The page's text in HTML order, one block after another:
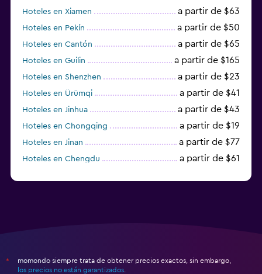
Hoteles en Xiamen a partir de $63
Hoteles en Pekín a partir de $50
Hoteles en Cantón a partir de $65
Hoteles en Guilin a partir de $165
Hoteles en Shenzhen a partir de $23
Hoteles en Ürümqi a partir de $41
Hoteles en Jinhua a partir de $43
Hoteles en Chongqing a partir de $19
Hoteles en Jinan a partir de $77
Hoteles en Chengdu a partir de $61
*
momondo siempre trata de obtener precios exactos, sin embargo,
los precios no están garantizados